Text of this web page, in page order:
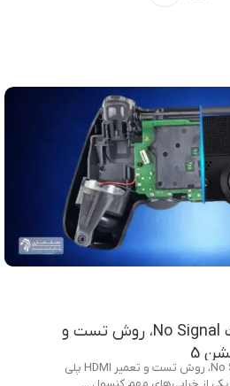
PS5 تصویر ندارد؛ علت No Signal، روش تست و
PS5 تصویر ندارد؛ علت No Signal، روش تست و تعمیر HDMI پلی